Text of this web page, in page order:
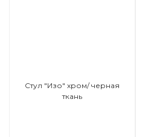
Стул "Изо" хром/ черная
ткань